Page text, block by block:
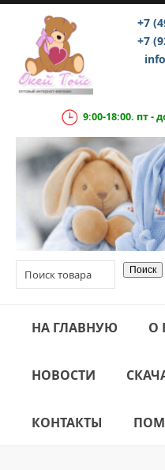
+7
+7
9:00-18:00. пт -
НА ГЛАВНУЮ О
НОВОСТИ
КОНТАКТЫ